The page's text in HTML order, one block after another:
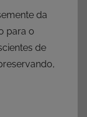
da
para o
de